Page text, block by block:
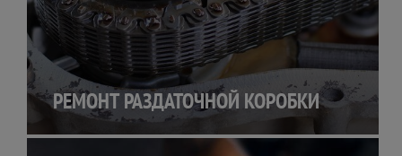
РЕМОНТ РАЗДАТОЧНОЙ КОРОБКИ